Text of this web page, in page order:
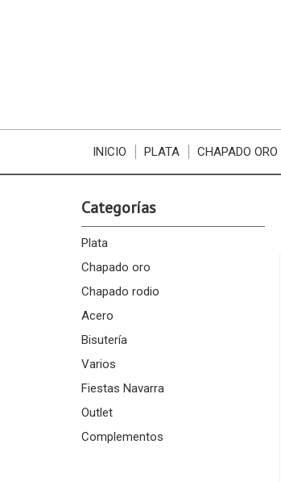
INICIO PLATA CHAPADO ORO
Categorías
Plata
Chapado oro
Chapado rodio
Acero
Bisutería
Varios
Fiestas Navarra
Outlet
Complementos